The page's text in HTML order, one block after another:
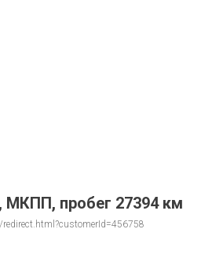
МКПП, пробег 27394 км